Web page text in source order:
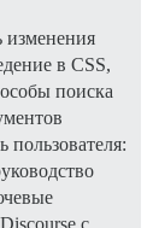
изменения
в CSS,
поиска
пользователя:
с